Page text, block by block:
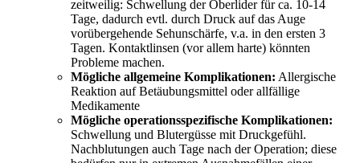
zeitweilig: Schwellung der Oberlider für ca. 10-14
Tage, dadurch evtl. durch Druck auf das Auge
vorübergehende Sehunschärfe, v.a. in den ersten 3
Tagen. Kontaktlinsen (vor allem harte) könnten
Probleme machen.
Mögliche allgemeine Komplikationen: Allergische
Reaktion auf Betäubungsmittel oder allfällige
Medikamente
Mögliche operationsspezifische Komplikationen:
Schwellung und Blutergüsse mit Druckgefühl.
Nachblutungen auch Tage nach der Operation; diese